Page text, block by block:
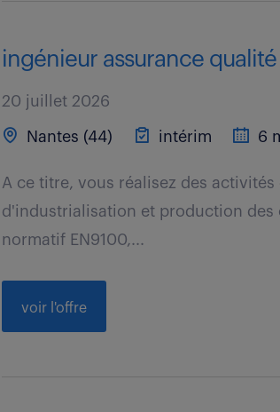
ingénieur assurance
20 juillet 2026
Nantes (44) intérim 6
A ce titre, vous réalisez des
d'industrialisation et production des
normatif EN9100,...
voir l'offre